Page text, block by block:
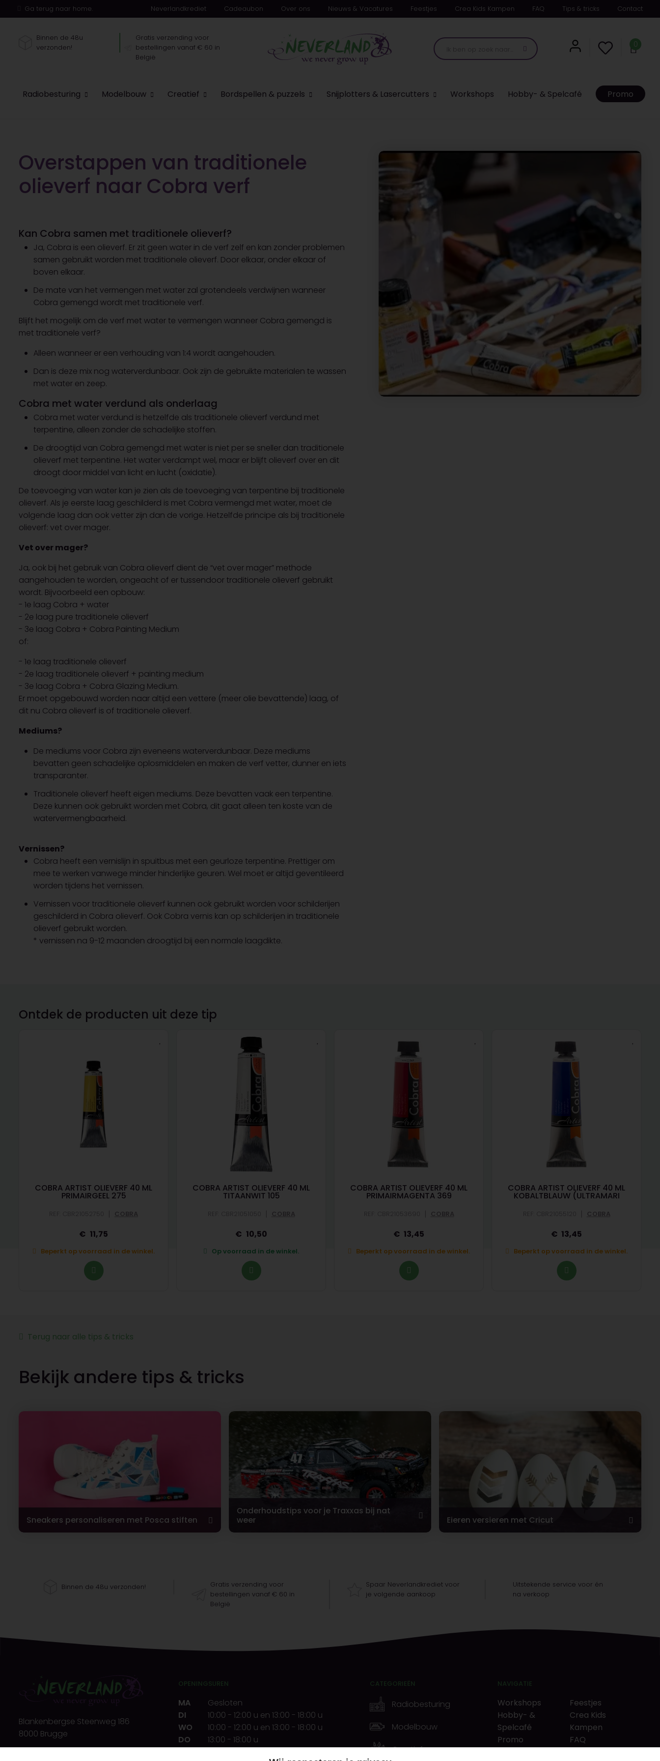
Ga terug naar home. Neverlandkrediet Cadeaubon Over ons Nieuws & Vacatures Feestjes Crea Kids Kampen FAQ Tips & tricks Contact
Binnen de 48u
verzonden!
Gratis verzending voor
bestellingen vanaf € 60 in
België
0
Radiobesturing Modelbouw Creatief Bordspellen & puzzels Snijplotters & Lasercutters Workshops Hobby- & Spelcafé Promo
Overstappen van traditionele
olieverf naar Cobra verf
Kan Cobra samen met traditionele olieverf?
Ja, Cobra is een olieverf. Er zit geen water in de verf zelf en kan zonder problemen
samen gebruikt worden met traditionele olieverf. Door elkaar, onder elkaar of
boven elkaar.
De mate van het vermengen met water zal grotendeels verdwijnen wanneer
Cobra gemengd wordt met traditionele verf.
Blijft het mogelijk om de verf met water te vermengen wanneer Cobra gemengd is
met traditionele verf?
Alleen wanneer er een verhouding van 1:4 wordt aangehouden.
Dan is deze mix nog waterverdunbaar. Ook zijn de gebruikte materialen te wassen
met water en zeep.
Cobra met water verdund als onderlaag
Cobra met water verdund is hetzelfde als traditionele olieverf verdund met
terpentine, alleen zonder de schadelijke stoffen.
De droogtijd van Cobra gemengd met water is niet per se sneller dan traditionele
olieverf met terpentine. Het water verdampt wel, maar er blijft olieverf over en dit
droogt door middel van licht en lucht (oxidatie).
De toevoeging van water kan je zien als de toevoeging van terpentine bij traditionele
olieverf. Als je eerste laag geschilderd is met Cobra vermengd met water, moet de
volgende laag dan ook vetter zijn dan de vorige. Hetzelfde principe als bij traditionele
olieverf: vet over mager.
Vet over mager?
Ja, ook bij het gebruik van Cobra olieverf dient de “vet over mager” methode
aangehouden te worden, ongeacht of er tussendoor traditionele olieverf gebruikt
wordt. Bijvoorbeeld een opbouw:
- 1e laag Cobra + water
- 2e laag pure traditionele olieverf
- 3e laag Cobra + Cobra Painting Medium
of:
- 1e laag traditionele olieverf
- 2e laag traditionele olieverf + painting medium
- 3e laag Cobra + Cobra Glazing Medium.
Er moet opgebouwd worden naar altijd een vettere (meer olie bevattende) laag, of
dit nu Cobra olieverf is of traditionele olieverf.
Mediums?
De mediums voor Cobra zijn eveneens waterverdunbaar. Deze mediums
bevatten geen schadelijke oplosmiddelen en maken de verf vetter, dunner en iets
transparanter.
Traditionele olieverf heeft eigen mediums. Deze bevatten vaak een terpentine.
Deze kunnen ook gebruikt worden met Cobra, dit gaat alleen ten koste van de
watervermengbaarheid.
Vernissen?
Cobra heeft een vernislijn in spuitbus met een geurloze terpentine. Prettiger om
mee te werken vanwege minder hinderlijke geuren. Wel moet er altijd geventileerd
worden tijdens het vernissen.
Vernissen voor traditionele olieverf kunnen ook gebruikt worden voor schilderijen
geschilderd in Cobra olieverf. Ook Cobra vernis kan op schilderijen in traditionele
olieverf gebruikt worden.
* vernissen na 9-12 maanden droogtijd bij een normale laagdikte.
Ontdek de producten uit deze tip
COBRA ARTIST OLIEVERF 40 ML
PRIMAIRGEEL 275
| COBRA
11,75
Beperkt op voorraad in de winkel.
COBRA ARTIST OLIEVERF 40 ML
TITAANWIT 105
| COBRA
10,50
Op voorraad in de winkel.
COBRA ARTIST OLIEVERF 40 ML
PRIMAIRMAGENTA 369
| COBRA
13,45
Beperkt op voorraad in de winkel.
COBRA ARTIST OLIEVERF 40 ML
KOBALTBLAUW (ULTRAMARI
| COBRA
13,45
Beperkt op voorraad in de winkel.
Terug naar alle tips & tricks
Bekijk andere tips & tricks
Sneakers personaliseren met Posca stiften
Onderhoudstips voor je Traxxas bij nat
weer
Eieren versieren met Cricut
Binnen de 48u verzonden!
Gratis verzending voor
bestellingen vanaf € 60 in
België
Spaar Neverlandkrediet voor
je volgende aankoop
Uitstekende service voor én
na verkoop
Blankenbergse Steenweg 186
8000 Brugge
OPENINGSUREN
MA
Gesloten
DI
10:00 - 12:00 u en 13:00 - 18:00 u
WO
10:00 - 12:00 u en 13:00 - 18:00 u
DO
13:00 - 18:00 u
CATEGORIEËN
Radiobesturing
Modelbouw
Creatief
NAVIGATIE
Workshops
Hobby- &
Spelcafé
Promo
Feestjes
Crea Kids
Kampen
FAQ